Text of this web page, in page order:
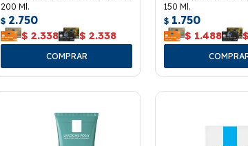
200 Ml.
$ 2.750
$ 2.338 $ 2.338
150 Ml.
$ 1.750
$ 1.488 $